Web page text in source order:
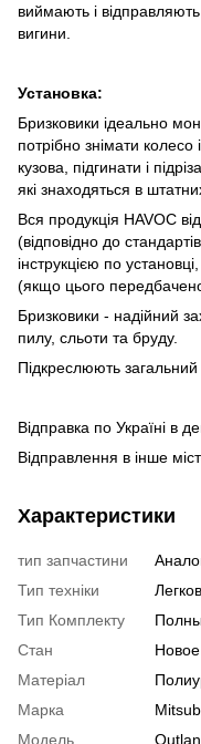
виймають і
вигини.
Установка:
Бризковики ідеально
потрібно знімати
кузова, підгинати і
які знаходяться в
Вся продукція HAVOC
(відповідно до
інструкцією по
(якщо цього
Бризковики - надійний
пилу, сльоти та бруду.
Підкреслюють загальний
Відправка по Україні в
Відправлення в інше
Характеристики
тип запчастини
Тип техніки
Тип Комплекту
Стан
Новое
Матеріал
Марка
Модель